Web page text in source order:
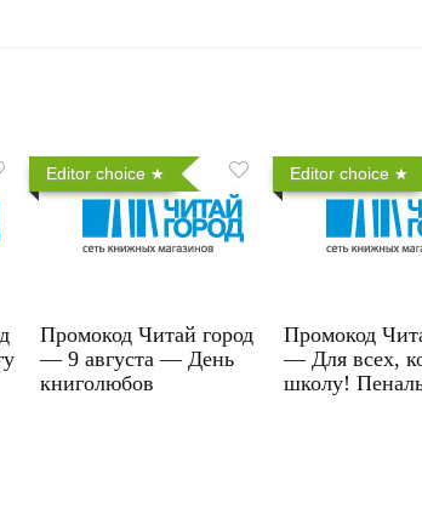
Editor choice
Промокод Читай город
— 9 августа — День
книголюбов
Editor choice
Промокод
— Для всех,
школу!